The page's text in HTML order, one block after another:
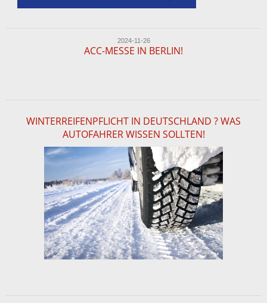
2024-11-26
ACC-MESSE IN BERLIN!
WINTERREIFENPFLICHT IN DEUTSCHLAND ? WAS
AUTOFAHRER WISSEN SOLLTEN!